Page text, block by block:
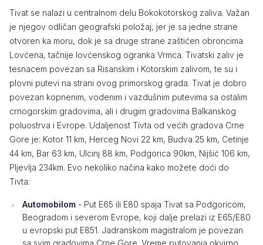
Tivat se nalazi u centralnom delu Bokokotorskog zaliva. Važan
je njegov odličan geografski položaj, jer je sa jedne strane
otvoren ka moru, dok je sa druge strane zaštićen obroncima
Lovćena, tačnije lovćenskog ogranka Vrmca. Tivatski zaliv je
tesnacem povezan sa Risanskim i Kotorskim zalivom, te su i
plovni putevi na strani ovog primorskog grada. Tivat je dobro
povezan kopnenim, vodenim i vazdušnim putevima sa ostalim
crnogorskim gradovima, ali i drugim gradovima Balkanskog
poluostrva i Evrope. Udaljenost Tivta od većih gradova Crne
Gore je: Kotor 11 km, Herceg Novi 22 km, Budva 25 km, Cetinje
44 km, Bar 63 km, Ulcinj 88 km, Podgorica 90km, Nijšić 106 km,
Pljevlja 234km. Evo nekoliko načina kako možete doći do
Tivta:
Automobilom - Put E65 ili E80 spaja Tivat sa Podgoricom,
Beogradom i severom Evrope, koji dalje prelazi iz E65/E80
u evropski put E851. Jadranskom magistralom je povezan